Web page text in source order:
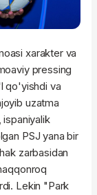
xarakter va
pressing
qo'yishdi va
uzatma
ispaniyalik
PSJ yana bir
zarbasidan
Lekin "Park